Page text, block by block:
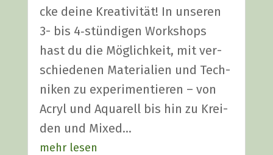
cke dei­ne Krea­ti­vi­tät! In unse­ren
3- bis 4‑stündigen Work­shops
hast du die Mög­lich­keit, mit ver­
schie­de­nen Mate­ria­li­en und Tech­
ni­ken zu expe­ri­men­tie­ren – von
Acryl und Aqua­rell bis hin zu Krei­
den und Mixed…
mehr lesen